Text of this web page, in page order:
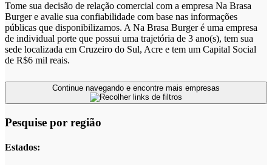
Tome sua decisão de relação comercial com a empresa Na Brasa
Burger e avalie sua confiabilidade com base nas informações
públicas que disponibilizamos. A Na Brasa Burger é uma empresa
de individual porte que possui uma trajetória de 3 ano(s), tem sua
sede localizada em Cruzeiro do Sul, Acre e tem um Capital Social
de R$6 mil reais.
Pesquise por região
Estados: